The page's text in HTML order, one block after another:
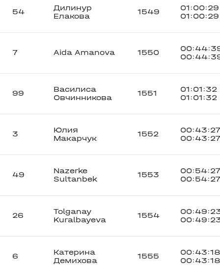
54
Дилинур
Елакова
1549
01:00:29
01:00:29
7 Aida Amanova 1550
99
Василиса
Овчинникова
1551
01:01:32
01:01:32
3
Юлия
Макарчук
1552
00:43:27
00:43:27
49
Nazerke
Sultanbek
1553
00:54:27
00:54:27
26
Tolganay
Kuralbayeva
1554
6
Катерина
Демихова
1555
00:43:18
00:43:18